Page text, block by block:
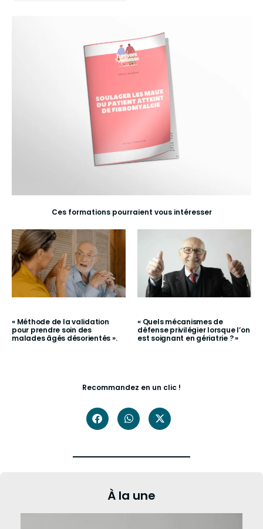
Ces formations pourraient vous intéresser
« Méthode de la validation
pour prendre soin des
malades âgés désorientés ».
« Quels mécanismes de
défense privilégier lorsque l’on
est soignant en gériatrie ? »
Recommandez en un clic !
À la une